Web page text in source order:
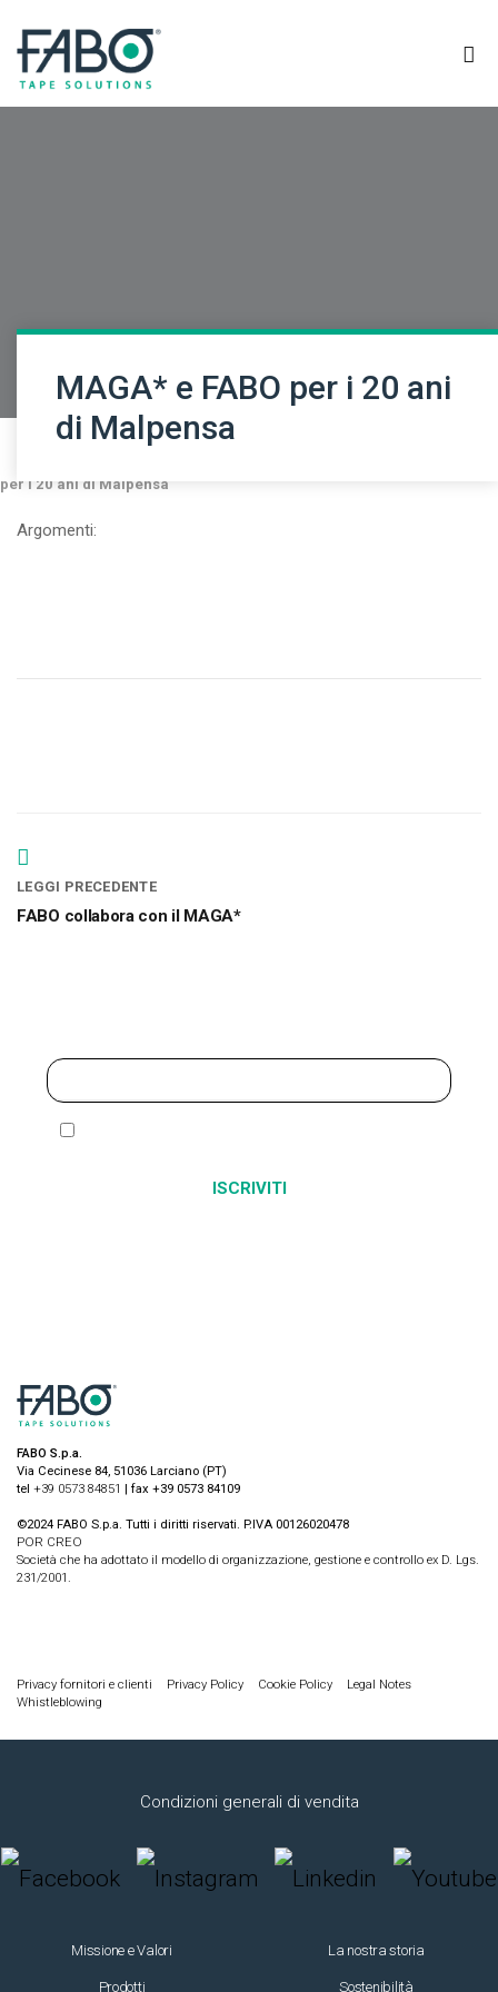
MAGA* e FABO per i 20 ani
di Malpensa
per i 20 ani di Malpensa
Argomenti:
LEGGI PRECEDENTE
FABO collabora con il MAGA*
Ho letto ed accetto l’
FABO S.p.a.
Via Cecinese 84, 51036 Larciano (PT)
tel +39 0573 84851 | fax +39 0573 84109
©2024 FABO S.p.a. Tutti i diritti riservati. P.IVA 00126020478
POR CREO
Società che ha adottato il modello di organizzazione, gestione e controllo ex D. Lgs.
231/2001.
Privacy fornitori e clienti Privacy Policy Cookie Policy
Legal Notes
Whistleblowing
Condizioni generali di vendita
Missione e Valori La nostra storia
Prodotti Sostenibilità